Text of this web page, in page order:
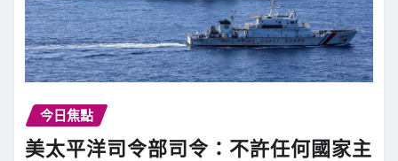
今日焦點
美太平洋司令部司令：不許任何國家主